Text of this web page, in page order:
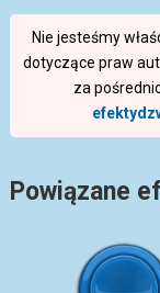
Nie jesteśmy
dotyczące praw
za
Powiązane